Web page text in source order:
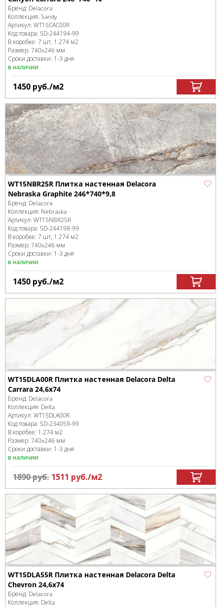
Бренд: Delacora
Коллекция: Sandy
Артикул: WT15CAC00R
Код товара: SD-244194-99
В коробке: 7 шт, 1.274 м2
Размер: 740x246 мм
Сроки доставки: 1-3 дня
в наличии
1450 руб./м2
WT15NBR25R Плитка настенная Delacora
Nebraska Graphite 246*740*9,8
Бренд: Delacora
Коллекция: Nebraska
Артикул: WT15NBR25R
Код товара: SD-244198-99
В коробке: 7 шт, 1.274 м2
Размер: 740x246 мм
Сроки доставки: 1-3 дня
в наличии
1450 руб./м2
WT15DLA00R Плитка настенная Delacora Delta
Carrara 24,6x74
Бренд: Delacora
Коллекция: Delta
Артикул: WT15DLA00R
Код товара: SD-234059-99
В коробке: 1.274 м2
Размер: 740x246 мм
Сроки доставки: 1-3 дня
в наличии
1890руб. 1511 руб./м2
WT15DLA55R Плитка настенная Delacora Delta
Chevron 24,6x74
Бренд: Delacora
Коллекция: Delta